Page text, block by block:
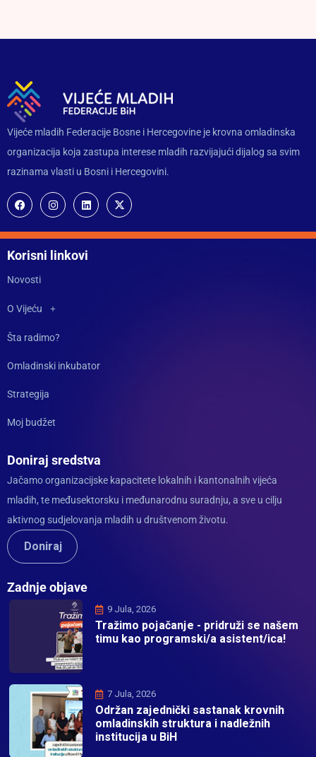
Vijeće mladih Federacije Bosne i Hercegovine je krovna omladinska
organizacija koja zastupa interese mladih razvijajući dijalog sa svim
razinama vlasti u Bosni i Hercegovini.
Korisni linkovi
Novosti
O Vijeću
Šta radimo?
Omladinski inkubator
Strategija
Moj budžet
Doniraj sredstva
Jačamo organizacijske kapacitete lokalnih i kantonalnih vijeća
mladih, te međusektorsku i međunarodnu suradnju, a sve u cilju
aktivnog sudjelovanja mladih u društvenom životu.
Doniraj
Zadnje objave
9 Jula, 2026
Tražimo pojačanje - pridruži se našem
timu kao programski/a asistent/ica!
7 Jula, 2026
Održan zajednički sastanak krovnih
omladinskih struktura i nadležnih
institucija u BiH